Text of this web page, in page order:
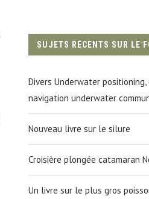
SUJETS RÉCENTS SUR LE
Divers Underwater
navigation underwater
Nouveau livre sur le silure
Croisière plongée catamaran
Un livre sur le plus gros